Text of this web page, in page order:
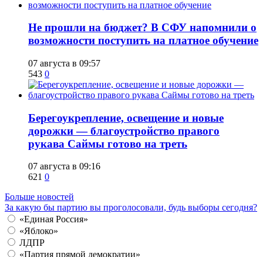
Не прошли на бюджет? В СФУ напомнили о
возможности поступить на платное обучение
07 августа в 09:57
543 0
Берегоукрепление, освещение и новые
дорожки — благоустройство правого
рукава Саймы готово на треть
07 августа в 09:16
621 0
Больше новостей
За какую бы партию вы проголосовали, будь выборы сегодня?
«Единая Россия»
«Яблоко»
ЛДПР
«Партия прямой демократии»